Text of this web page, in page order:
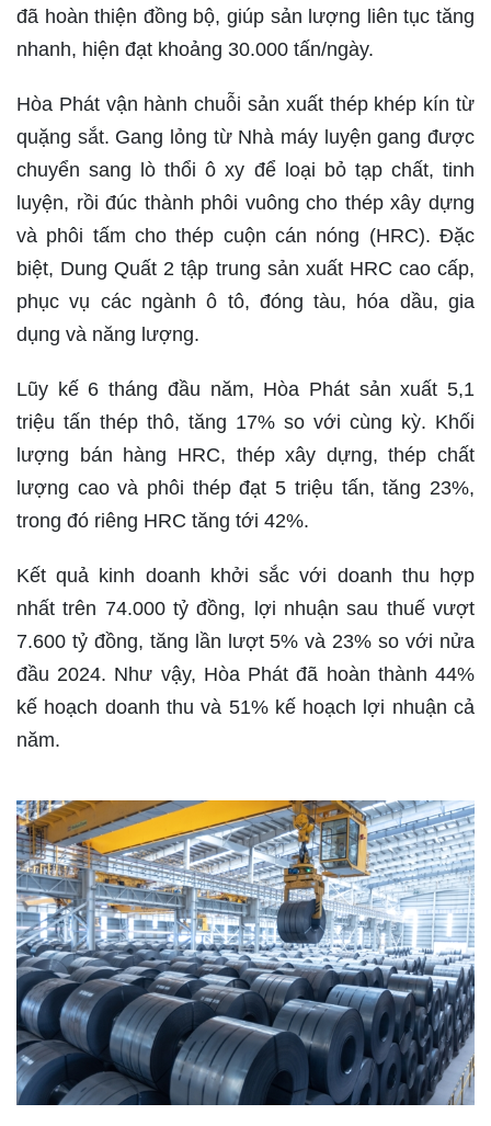
đã hoàn thiện đồng bộ, giúp sản lượng liên tục tăng
nhanh, hiện đạt khoảng 30.000 tấn/ngày.
Hòa Phát vận hành chuỗi sản xuất thép khép kín từ
quặng sắt. Gang lỏng từ Nhà máy luyện gang được
chuyển sang lò thổi ô xy để loại bỏ tạp chất, tinh
luyện, rồi đúc thành phôi vuông cho thép xây dựng
và phôi tấm cho thép cuộn cán nóng (HRC). Đặc
biệt, Dung Quất 2 tập trung sản xuất HRC cao cấp,
phục vụ các ngành ô tô, đóng tàu, hóa dầu, gia
dụng và năng lượng.
Lũy kế 6 tháng đầu năm, Hòa Phát sản xuất 5,1
triệu tấn thép thô, tăng 17% so với cùng kỳ. Khối
lượng bán hàng HRC, thép xây dựng, thép chất
lượng cao và phôi thép đạt 5 triệu tấn, tăng 23%,
trong đó riêng HRC tăng tới 42%.
Kết quả kinh doanh khởi sắc với doanh thu hợp
nhất trên 74.000 tỷ đồng, lợi nhuận sau thuế vượt
7.600 tỷ đồng, tăng lần lượt 5% và 23% so với nửa
đầu 2024. Như vậy, Hòa Phát đã hoàn thành 44%
kế hoạch doanh thu và 51% kế hoạch lợi nhuận cả
năm.